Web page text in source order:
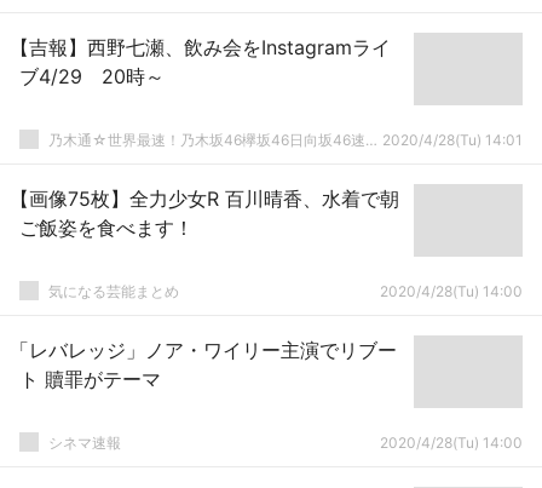
【吉報】西野七瀬、飲み会をInstagramライ
ブ4/29 20時～
乃木通☆世界最速！乃木坂46欅坂46日向坂46速報まとめ 2020/4/28(Tu) 14:01
【画像75枚】全力少女R 百川晴香、水着で朝
ご飯姿を食べます！
気になる芸能まとめ 2020/4/28(Tu) 14:00
「レバレッジ」ノア・ワイリー主演でリブー
ト 贖罪がテーマ
シネマ速報 2020/4/28(Tu) 14:00